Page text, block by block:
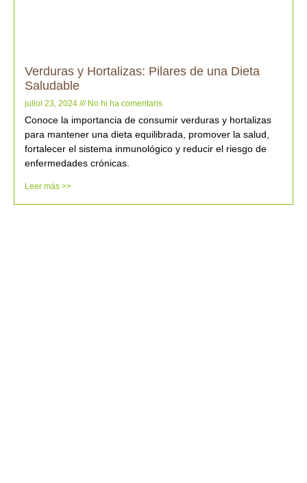
Verduras y Hortalizas: Pilares de una Dieta
Saludable
juliol 23, 2024 No hi ha comentaris
Conoce la importancia de consumir verduras y hortalizas
para mantener una dieta equilibrada, promover la salud,
fortalecer el sistema inmunológico y reducir el riesgo de
enfermedades crónicas.
Leer más >>